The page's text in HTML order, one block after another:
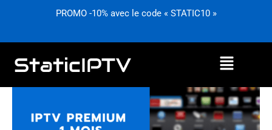
PROMO -10% avec le code « STATIC10 »
Menu
Abonnement